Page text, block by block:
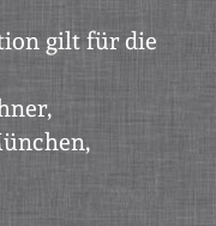
gilt für die